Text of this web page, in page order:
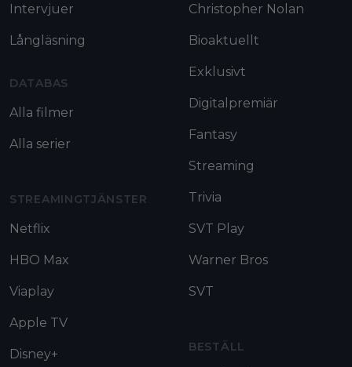
Intervjuer
Långläsning
DATABAS
Alla filmer
Alla serier
STREAMINGTJÄNSTER
Netflix
HBO Max
Viaplay
Apple TV
Disney+
Christopher Nolan
Bioaktuellt
Exklusivt
Digitalpremiär
Fantasy
Streaming
Trivia
SVT Play
Warner Bros
SVT
BESTÄLL